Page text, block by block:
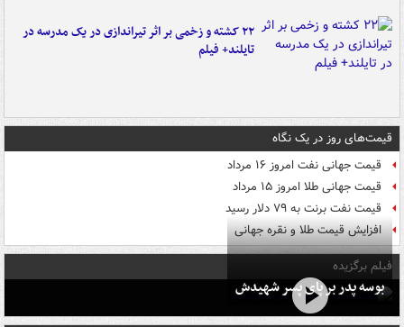
۲۲ کشته و زخمی بر اثر تیراندازی در یک مدرسه در
تایلند+ فیلم
قیمت‌های روز در یک نگاه
قیمت جهانی نفت امروز ۱۶ مرداد
قیمت جهانی طلا امروز ۱۵ مرداد
قیمت نفت برنت به ۷۹ دلار رسید
افزایش قیمت طلا و نقره جهانی
فیلم برگزیده
بوسه‌ پدر بر پای پسر شهیدش